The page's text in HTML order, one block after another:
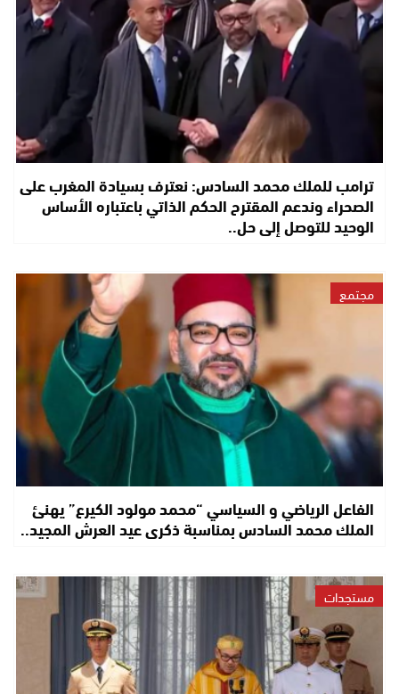
ترامب للملك محمد السادس: نعترف بسيادة المغرب على
الصحراء وندعم المقترح الحكم الذاتي باعتباره الأساس
الوحيد للتوصل إلى حل..
مجتمع
الفاعل الرياضي و السياسي “محمد مولود الكيرع” يهنئ
الملك محمد السادس بمناسبة ذكرى عيد العرش المجيد..
مستجدات